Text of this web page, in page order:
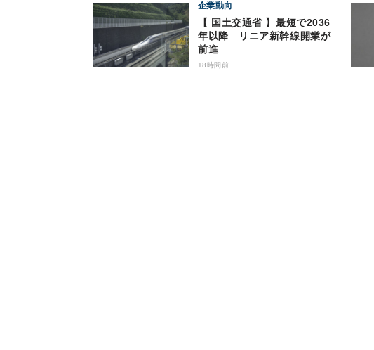
企業動向
【 国土交通省 】最短で2036
年以降 リニア新幹線開業が
前進
18時間前